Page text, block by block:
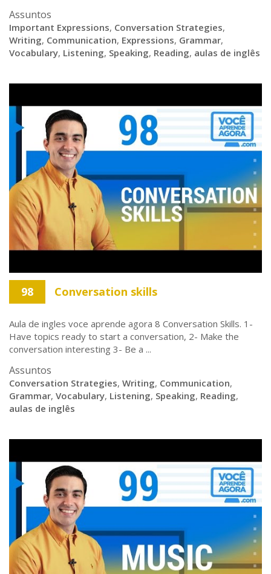
Assuntos
Important Expressions, Conversation Strategies,
Writing, Communication, Expressions, Grammar,
Vocabulary, Listening, Speaking, Reading, aulas de inglês
98 Conversation skills
Aula de ingles voce aprende agora 8 Conversation Skills. 1-
Have topics ready to start a conversation, 2- Make the
conversation interesting 3- Be a ...
Assuntos
Conversation Strategies, Writing, Communication,
Grammar, Vocabulary, Listening, Speaking, Reading,
aulas de inglês